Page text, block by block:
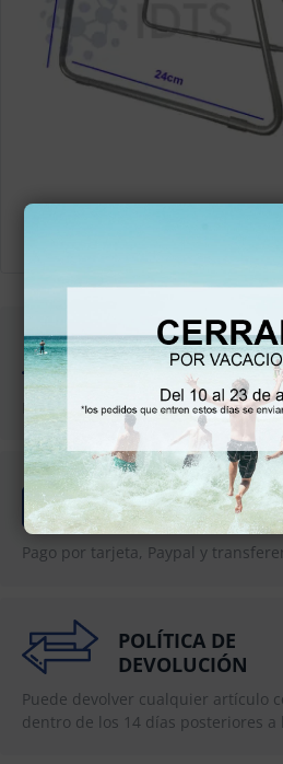
ENVÍO Y
ENTREGA
Entregas en 42-78 horas
MÉTODO DE
PAGO
Pago por tarjeta, Paypal y
POLÍTICA DE
DEVOLUCIÓN
Puede devolver cualquier artículo
dentro de los 14 días posteriores a